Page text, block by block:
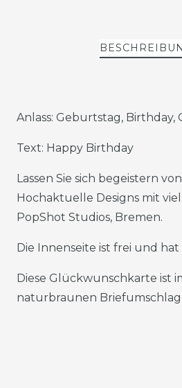
Anlass: Geburtstag, Birthday,
Text: Happy Birthday
Lassen Sie sich begeistern
Hochaktuelle Designs mit
PopShot Studios, Bremen.
Die Innenseite ist frei und
Diese Glückwunschkarte ist
naturbraunen Briefumschlag